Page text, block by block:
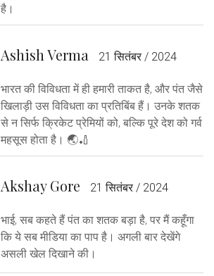
है।
Ashish Verma 21 सितंबर / 2024
भारत की विविधता में ही हमारी ताकत है, और पंत जैसे
खिलाड़ी उस विविधता का प्रतिबिंब हैं। उनके शतक
से न सिर्फ क्रिकेट प्रेमियों को, बल्कि पूरे देश को गर्व
महसूस होता है। 🌏🏏
Akshay Gore 21 सितंबर / 2024
भाई, सब कहते हैं पंत का शतक बड़ा है, पर मैं कहूँगा
कि ये सब मीडिया का पाप है। अगली बार देखेंगे
असली खेल दिखाने की।